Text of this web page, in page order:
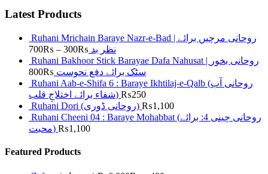
Latest Products
Ruhani Mrichain Baraye Nazr-e-Bad | روحانی مرچیں برائے
نظر بد ₨
300
–
₨
700
Ruhani Bakhoor Stick Barayae Dafa Nahusat | روحانی بخور
سٹک برائے دفع نحوست ₨
800
Ruhani Aab-e-Shifa 6 : Baraye Ikhtilaj-e-Qalb (روحانی آب
شفاء برائے اختلاجِ قلب) ₨250
Ruhani Dori (روحانی ڈوری) ₨1,100
Ruhani Cheeni 04 : Baraye Mohabbat (روحانی چینی 4: برائے
محبت) ₨1,100
Featured Products